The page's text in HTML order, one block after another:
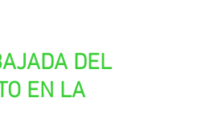
DEL
EN LA